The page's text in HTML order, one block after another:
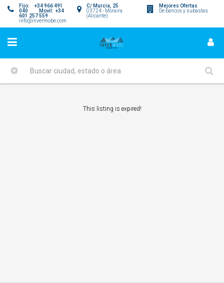
Mejores Ofertas
De bancos y subastas
C/ Murcia, 25
03724 - Moraira
(Alicante)
Fijo: +34 966 491
040 Movil: +34
601 257 559
info@invermobe.com
This listing is expired!